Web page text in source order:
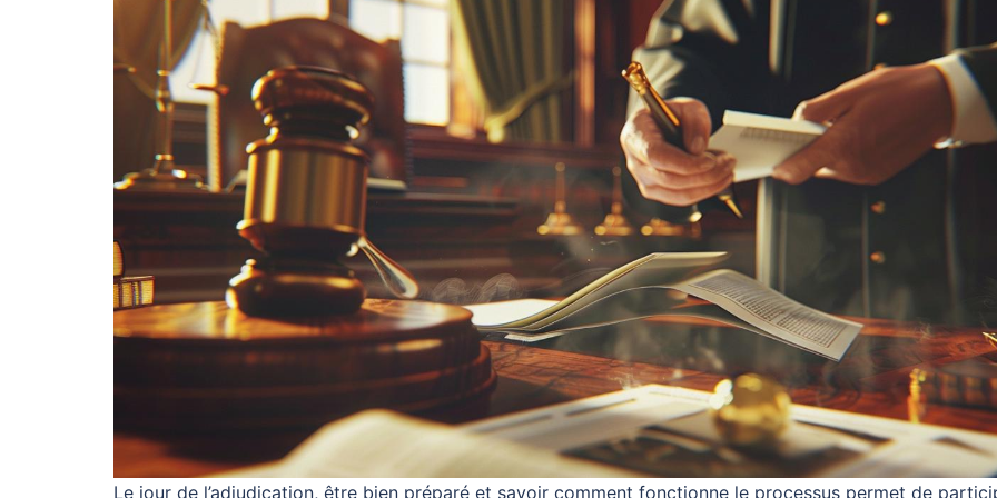
Le jour de l’adjudication, être bien préparé et savoir comment fonctionne le processus permet de